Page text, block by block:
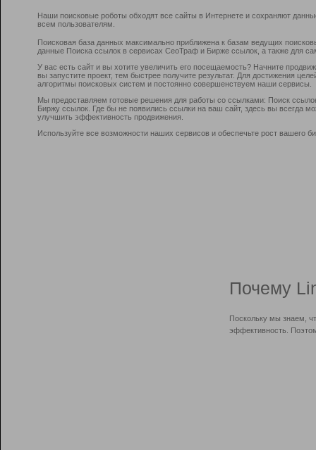
Наши поисковые роботы обходят все сайты в Интернете и сохраняют
всем пользователям.
Поисковая база данных максимально приближена к базам ведущих
данные Поиска ссылок в сервисах СеоТраф и Бирже ссылок, а также для
У вас есть сайт и вы хотите увеличить его посещаемость? Начните
вы запустите проект, тем быстрее получите результат. Для достижения
алгоритмы поисковых систем и постоянно совершенствуем наши сервисы.
Мы предоставляем готовые решения для работы со ссылками: Поиск
Биржу ссылок. Где бы не появились ссылки на ваш сайт, здесь вы всегда
улучшить эффективность продвижения.
Используйте все возможности наших сервисов и обеспечьте рост вашего
Почему
Поскольку мы знаем,
эффективность.